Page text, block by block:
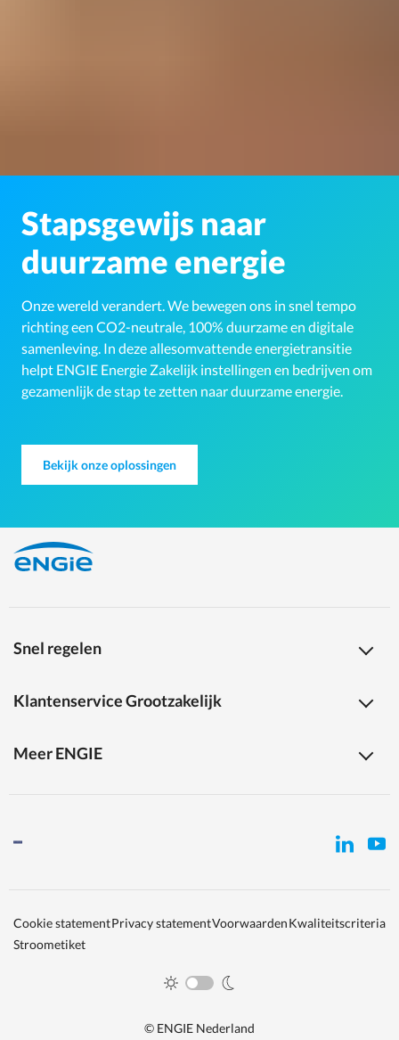
Stapsgewijs naar
duurzame energie
Onze wereld verandert. We bewegen ons in snel tempo
richting een CO2-neutrale, 100% duurzame en digitale
samenleving. In deze allesomvattende energietransitie
helpt ENGIE Energie Zakelijk instellingen en bedrijven om
gezamenlijk de stap te zetten naar duurzame energie.
Bekijk onze oplossingen
Snel regelen
Klantenservice Grootzakelijk
Meer ENGIE
Cookie statementPrivacy statementVoorwaardenKwaliteitscriteria
Stroometiket
© ENGIE Nederland